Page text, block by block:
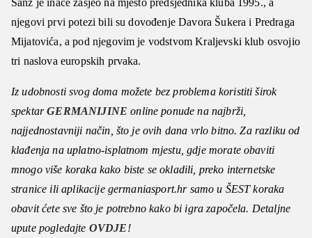
Sanz je inače zasjeo na mjesto predsjednika kluba 1995., a
njegovi prvi potezi bili su dovođenje Davora Šukera i Predraga
Mijatovića, a pod njegovim je vodstvom Kraljevski klub osvojio
tri naslova europskih prvaka.
Iz udobnosti svog doma možete bez problema koristiti širok
spektarGERMANIJINEonline ponude na najbrži,
najjednostavniji način, što je ovih dana vrlo bitno. Za razliku od
klađenja na uplatno-isplatnom mjestu, gdje morate obaviti
mnogo više koraka kako biste se okladili, preko internetske
stranice ili aplikacije germaniasport.hr samo u ŠEST koraka
obavit ćete sve što je potrebno kako bi igra započela. Detaljne
upute pogledajte OVDJE!